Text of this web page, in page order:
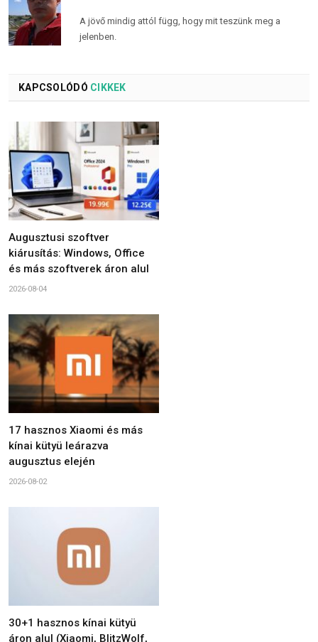
A jövő mindig attól függ, hogy mit teszünk meg a
jelenben.
KAPCSOLÓDÓ CIKKEK
Augusztusi szoftver
kiárusítás: Windows, Office
és más szoftverek áron alul
2026-08-04
17 hasznos Xiaomi és más
kínai kütyü leárazva
augusztus elején
2026-08-02
30+1 hasznos kínai kütyü
áron alul (Xiaomi, BlitzWolf,